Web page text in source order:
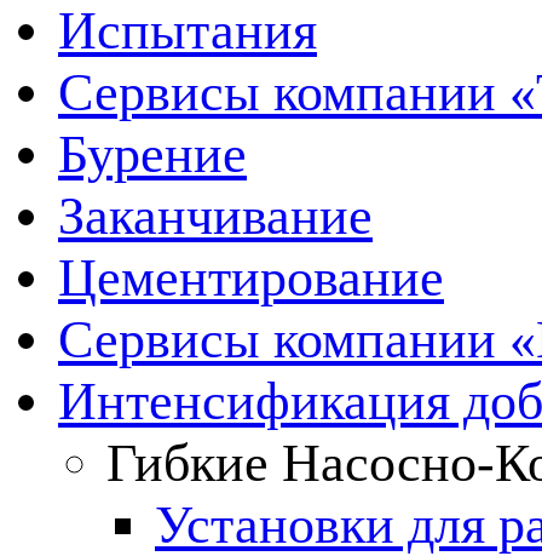
Испытания
Сервисы компании
Бурение
Заканчивание
Цементирование
Сервисы компании
Интенсификация
Гибкие Насосно-
Установки для